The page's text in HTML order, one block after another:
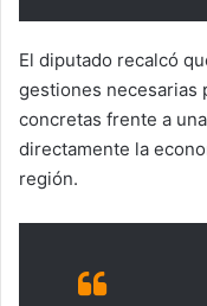
El diputado recalcó
gestiones necesarias
concretas frente a
directamente la
región.